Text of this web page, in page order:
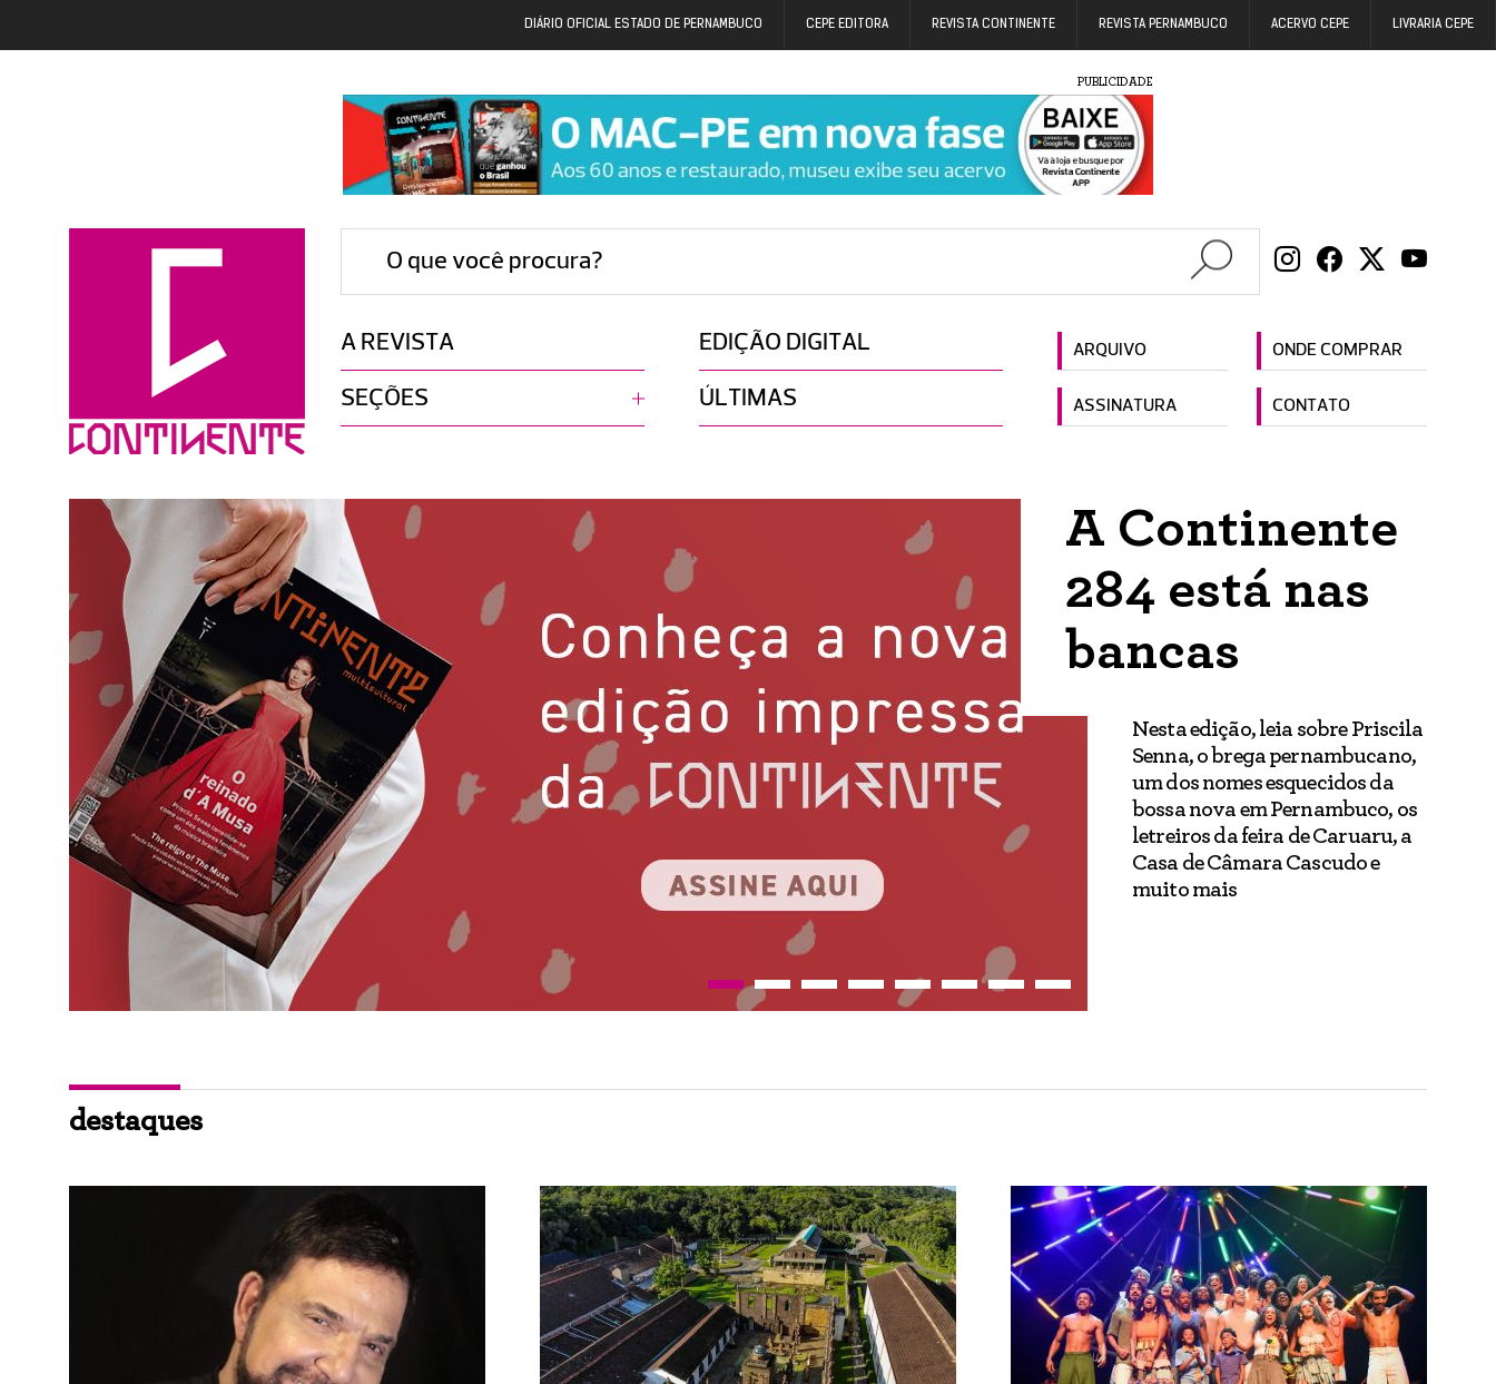
DIÁRIO OFICIAL ESTADO DE PERNAMBUCO CEPE EDITORA REVISTA CONTINENTE REVISTA PERNAMBUCO ACERVO CEPE LIVRARIA CEPE
PUBLICIDADE
O que você procura?
A REVISTA EDIÇÃO DIGITAL ARQUIVO ONDE COMPRAR
SEÇÕES ÚLTIMAS ASSINATURA CONTATO
A Continente
284 está nas
bancas
Nesta edição, leia sobre Priscila
Senna, o brega pernambucano,
um dos nomes esquecidos da
bossa nova em Pernambuco, os
letreiros da feira de Caruaru, a
Casa de Câmara Cascudo e
muito mais
destaques